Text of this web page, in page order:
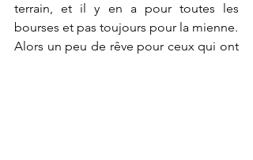
terrain, et il y en a pour toutes les
Alors un peu de rêve pour ceux qui ont